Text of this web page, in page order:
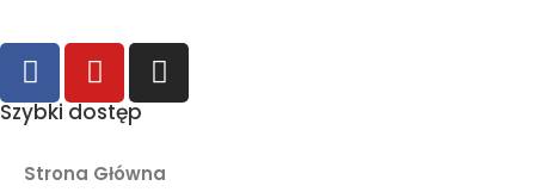
Szybki dostęp
Strona Główna